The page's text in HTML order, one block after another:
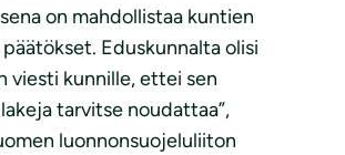
on mahdollistaa kuntien
Eduskunnalta olisi
viesti kunnille, ettei sen
tarvitse noudattaa”,
luonnonsuojeluliiton